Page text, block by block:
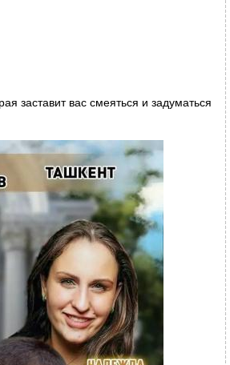
заставит вас смеяться и задуматься